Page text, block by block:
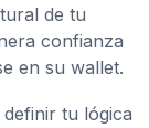
de tu
confianza
en su wallet.
tu lógica